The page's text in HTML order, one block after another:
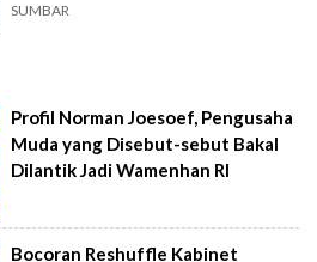
SUMBAR
Profil Norman Joesoef, Pengusaha
Muda yang Disebut-sebut Bakal
Dilantik Jadi Wamenhan RI
Bocoran Reshuffle Kabinet